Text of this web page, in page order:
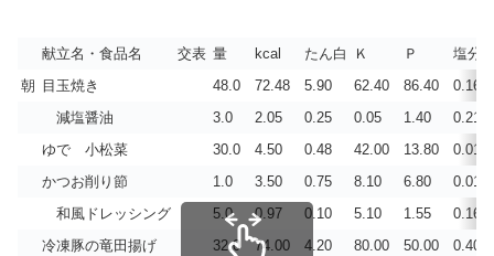
献立名・食品名 交表 量 kcal たん白 Ｋ Ｐ
塩分
朝 目玉焼き 48.0 72.48 5.90 62.40 86.40
0.168
減塩醤油
3.0 2.05 0.25 0.05 1.40
0.210
ゆで 小松菜
30.0 4.50 0.48 42.00 13.80
0.011
かつお削り節
1.0 3.50 0.75 8.10 6.80
0.010
和風ドレッシング
5.0 0.97 0.10 5.10 1.55
0.164
冷凍豚の竜田揚げ
32.0 74.00 4.20 80.00 50.00
0.400